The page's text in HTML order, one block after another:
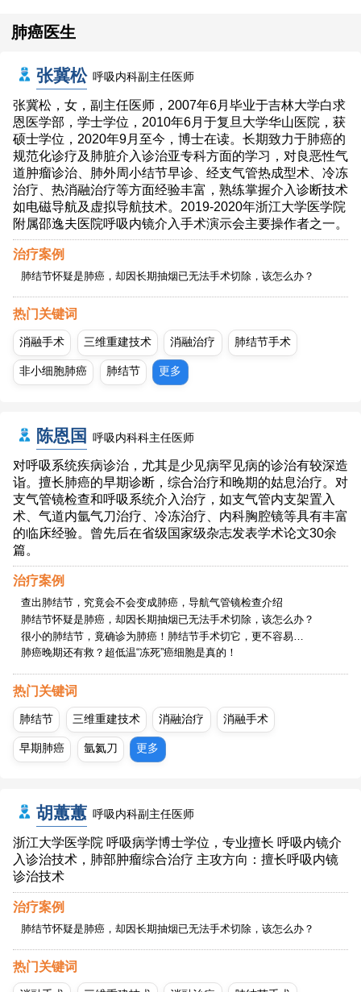
肺癌医生
张冀松 呼吸内科副主任医师
张冀松，女，副主任医师，2007年6月毕业于吉林大学白求
恩医学部，学士学位，2010年6月于复旦大学华山医院，获
硕士学位，2020年9月至今，博士在读。长期致力于肺癌的
规范化诊疗及肺脏介入诊治亚专科方面的学习，对良恶性气
道肿瘤诊治、肺外周小结节早诊、经支气管热成型术、冷冻
治疗、热消融治疗等方面经验丰富，熟练掌握介入诊断技术
如电磁导航及虚拟导航技术。2019-2020年浙江大学医学院
附属邵逸夫医院呼吸内镜介入手术演示会主要操作者之一。
治疗案例
肺结节怀疑是肺癌，却因长期抽烟已无法手术切除，该怎么办？
热门关键词
消融手术 三维重建技术 消融治疗 肺结节手术
非小细胞肺癌 肺结节 更多
陈恩国 呼吸内科科主任医师
对呼吸系统疾病诊治，尤其是少见病罕见病的诊治有较深造
诣。擅长肺癌的早期诊断，综合治疗和晚期的姑息治疗。对
支气管镜检查和呼吸系统介入治疗，如支气管内支架置入
术、气道内氩气刀治疗、冷冻治疗、内科胸腔镜等具有丰富
的临床经验。曾先后在省级国家级杂志发表学术论文30余
篇。
治疗案例
查出肺结节，究竟会不会变成肺癌，导航气管镜检查介绍
肺结节怀疑是肺癌，却因长期抽烟已无法手术切除，该怎么办？
很小的肺结节，竟确诊为肺癌！肺结节手术切它，更不容易…
肺癌晚期还有救？超低温“冻死”癌细胞是真的！
热门关键词
肺结节 三维重建技术 消融治疗 消融手术
早期肺癌 氩氦刀 更多
胡蕙蕙 呼吸内科副主任医师
浙江大学医学院 呼吸病学博士学位，专业擅长 呼吸内镜介
入诊治技术，肺部肿瘤综合治疗 主攻方向：擅长呼吸内镜
诊治技术
治疗案例
肺结节怀疑是肺癌，却因长期抽烟已无法手术切除，该怎么办？
热门关键词